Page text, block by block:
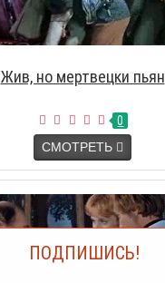
Жив, но мертвецки пьян
0
СМОТРЕТЬ
ПОДПИШИСЬ!